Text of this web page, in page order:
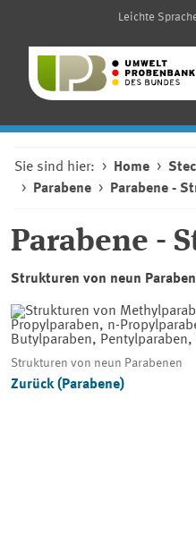
Leichte
Sie sind hier: Home
Parabene
Parabene -
Parabene -
Strukturen von neun
Strukturen von neun Parabenen
Zurück (Parabene)